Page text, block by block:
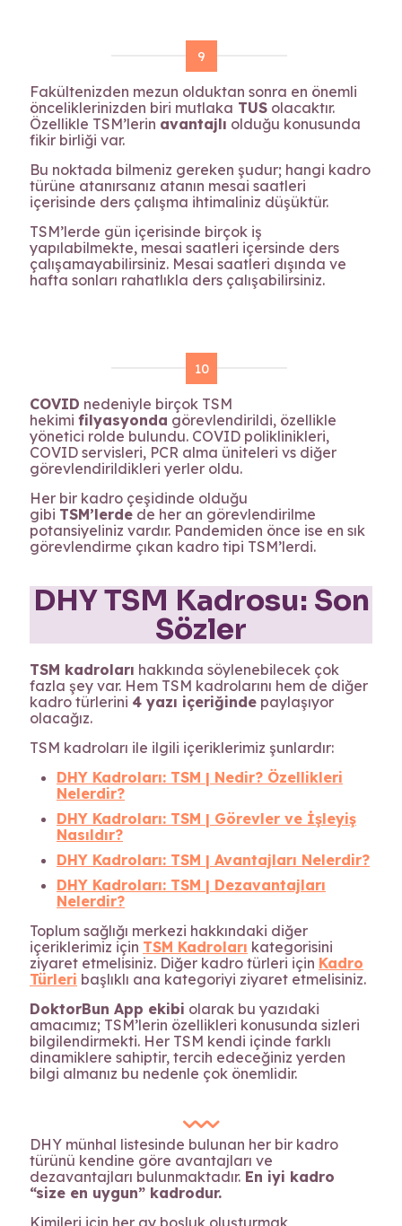
9
Fakültenizden mezun olduktan sonra en önemli
önceliklerinizden biri mutlaka TUS olacaktır.
Özellikle TSM’lerin avantajlı olduğu konusunda
fikir birliği var.
Bu noktada bilmeniz gereken şudur; hangi kadro
türüne atanırsanız atanın mesai saatleri
içerisinde ders çalışma ihtimaliniz düşüktür.
TSM’lerde gün içerisinde birçok iş
yapılabilmekte, mesai saatleri içersinde ders
çalışamayabilirsiniz. Mesai saatleri dışında ve
hafta sonları rahatlıkla ders çalışabilirsiniz.
10
COVID nedeniyle birçok TSM
hekimi filyasyonda görevlendirildi, özellikle
yönetici rolde bulundu. COVID poliklinikleri,
COVID servisleri, PCR alma üniteleri vs diğer
görevlendirildikleri yerler oldu.
Her bir kadro çeşidinde olduğu
gibi TSM’lerde de her an görevlendirilme
potansiyeliniz vardır. Pandemiden önce ise en sık
görevlendirme çıkan kadro tipi TSM’lerdi.
DHY TSM Kadrosu: Son
Sözler
TSM kadroları hakkında söylenebilecek çok
fazla şey var. Hem TSM kadrolarını hem de diğer
kadro türlerini 4 yazı içeriğinde paylaşıyor
olacağız.
TSM kadroları ile ilgili içeriklerimiz şunlardır:
DHY Kadroları: TSM | Nedir? Özellikleri
Nelerdir?
DHY Kadroları: TSM | Görevler ve İşleyiş
Nasıldır?
DHY Kadroları: TSM | Avantajları Nelerdir?
DHY Kadroları: TSM | Dezavantajları
Nelerdir?
Toplum sağlığı merkezi hakkındaki diğer
içeriklerimiz için TSM Kadroları kategorisini
ziyaret etmelisiniz. Diğer kadro türleri için Kadro
Türleri başlıklı ana kategoriyi ziyaret etmelisiniz.
DoktorBun App ekibi olarak bu yazıdaki
amacımız; TSM’lerin özellikleri konusunda sizleri
bilgilendirmekti. Her TSM kendi içinde farklı
dinamiklere sahiptir, tercih edeceğiniz yerden
bilgi almanız bu nedenle çok önemlidir.
DHY münhal listesinde bulunan her bir kadro
türünü kendine göre avantajları ve
dezavantajları bulunmaktadır. En iyi kadro
“size en uygun” kadrodur.